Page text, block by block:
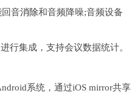
回音消除和音频降噪;音频设备
行集成，支持会议数据统计。
系统，通过iOS mirror共享